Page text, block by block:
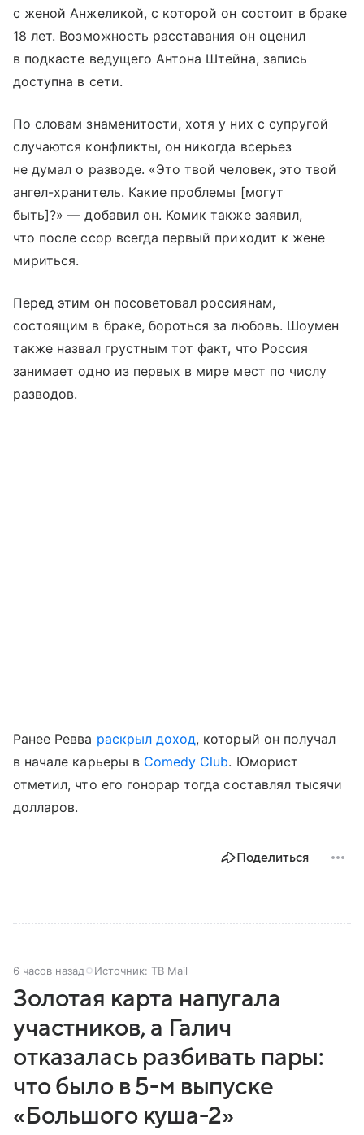
с женой Анжеликой, с которой он состоит в браке
18 лет. Возможность расставания он оценил
в подкасте ведущего Антона Штейна, запись
доступна в сети.
По словам знаменитости, хотя у них с супругой
случаются конфликты, он никогда всерьез
не думал о разводе. «Это твой человек, это твой
ангел-хранитель. Какие проблемы [могут
быть]?» — добавил он. Комик также заявил,
что после ссор всегда первый приходит к жене
мириться.
Перед этим он посоветовал россиянам,
состоящим в браке, бороться за любовь. Шоумен
также назвал грустным тот факт, что Россия
занимает одно из первых в мире мест по числу
разводов.
Ранее Ревва раскрыл доход, который он получал
в начале карьеры в Comedy Club. Юморист
отметил, что его гонорар тогда составлял тысячи
долларов.
Поделиться
6 часов назад Источник: ТВ Mail
Золотая карта напугала
участников, а Галич
отказалась разбивать пары:
что было в 5-м выпуске
«Большого куша-2»